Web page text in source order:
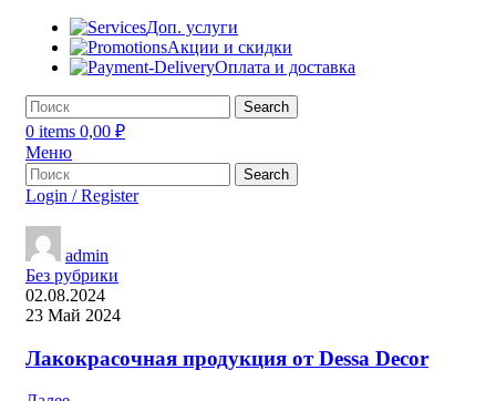
Доп. услуги
Акции и скидки
Оплата и доставка
Search
0 items 0,00 ₽
Меню
Search
Login / Register
admin
Без рубрики
02.08.2024
23 Май 2024
Лакокрасочная продукция от Dessa Decor